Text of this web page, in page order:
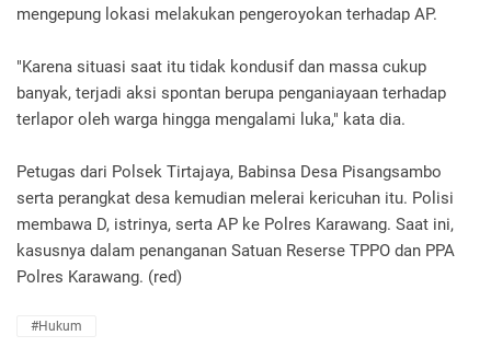
mengepung lokasi melakukan pengeroyokan terhadap AP.
"Karena situasi saat itu tidak kondusif dan massa cukup
banyak, terjadi aksi spontan berupa penganiayaan terhadap
terlapor oleh warga hingga mengalami luka," kata dia.
Petugas dari Polsek Tirtajaya, Babinsa Desa Pisangsambo
serta perangkat desa kemudian melerai kericuhan itu. Polisi
membawa D, istrinya, serta AP ke Polres Karawang. Saat ini,
kasusnya dalam penanganan Satuan Reserse TPPO dan PPA
Polres Karawang. (red)
#Hukum